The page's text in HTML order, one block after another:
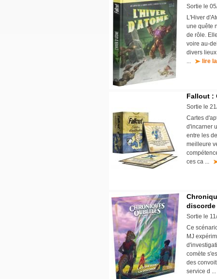
Sortie le
L'Hiver
une quête
de rôle.
voire au-
divers
...
lire
Fallout :
Sortie le
Cartes
d'incarner
entre les
meilleure
ces ca ...
discorde
Sortie le
Ce
MJ
comète
des
service d